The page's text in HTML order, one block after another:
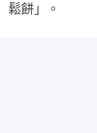
鬆餅」。